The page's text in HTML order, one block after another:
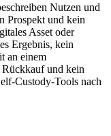
Nutzen und
Prospekt und kein
Asset oder
Ergebnis, kein
an einem
und kein
Custody-Tools nach